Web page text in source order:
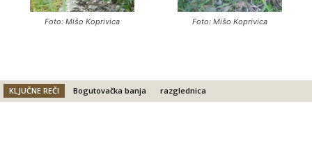
Foto: Mišo Koprivica Foto: Mišo Koprivica
KLJUČNE REČI Bogutovačka banja razglednica